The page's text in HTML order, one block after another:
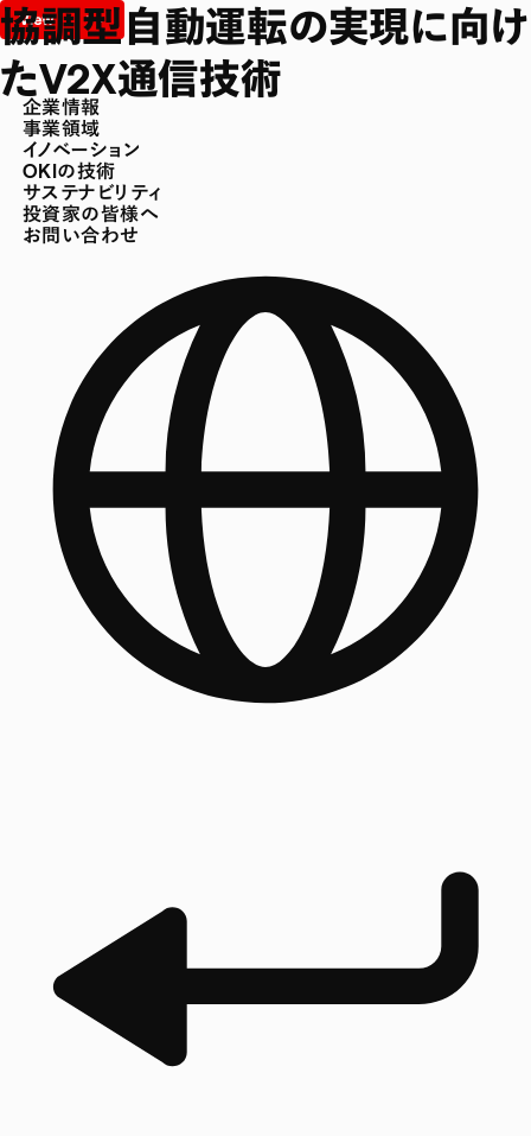
企業情報
事業領域
イノベーション
OKIの技術
サステナビリティ
投資家の皆様へ
お問い合わせ
協調型自動運転の実現に向け
たV2X通信技術